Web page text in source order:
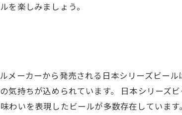
を楽しみましょう。
メーカーから発売される日本シリーズビール
気持ちが込められています。 日本シリーズ
わいを表現したビールが多数存在しています